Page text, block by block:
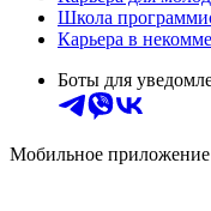
Школа
Карьера в
Боты для
Мобильное приложение